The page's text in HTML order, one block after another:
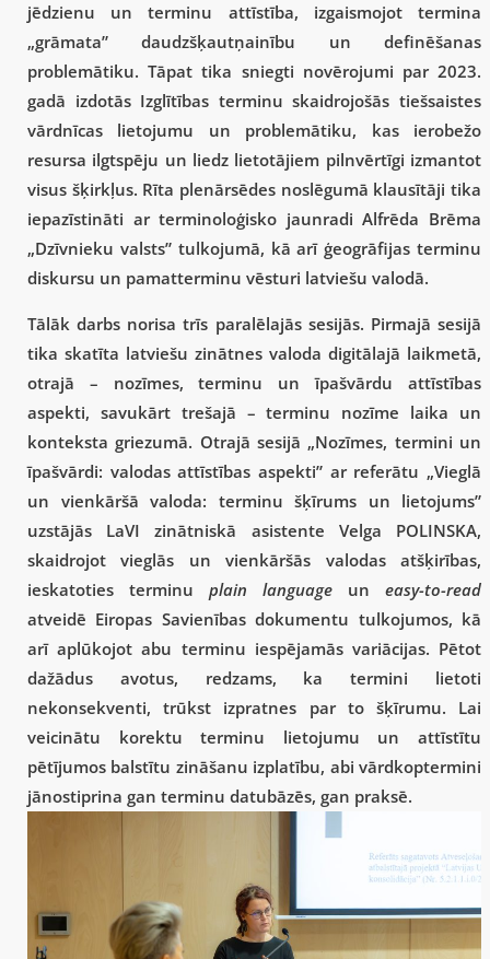
jēdzienu un terminu attīstība, izgaismojot termina
„grāmata” daudzšķautņainību un definēšanas
problemātiku. Tāpat tika sniegti novērojumi par 2023.
gadā izdotās Izglītības terminu skaidrojošās tiešsaistes
vārdnīcas lietojumu un problemātiku, kas ierobežo
resursa ilgtspēju un liedz lietotājiem pilnvērtīgi izmantot
visus šķirkļus. Rīta plenārsēdes noslēgumā klausītāji tika
iepazīstināti ar terminoloģisko jaunradi Alfrēda Brēma
„Dzīvnieku valsts” tulkojumā, kā arī ģeogrāfijas terminu
diskursu un pamatterminu vēsturi latviešu valodā.
Tālāk darbs norisa trīs paralēlajās sesijās. Pirmajā sesijā
tika skatīta latviešu zinātnes valoda digitālajā laikmetā,
otrajā – nozīmes, terminu un īpašvārdu attīstības
aspekti, savukārt trešajā – terminu nozīme laika un
konteksta griezumā. Otrajā sesijā „Nozīmes, termini un
īpašvārdi: valodas attīstības aspekti” ar referātu „Vieglā
un vienkāršā valoda: terminu šķīrums un lietojums”
uzstājās LaVI zinātniskā asistente Velga POLINSKA,
skaidrojot vieglās un vienkāršās valodas atšķirības,
ieskatoties terminu plain language un easy-to-read
atveidē Eiropas Savienības dokumentu tulkojumos, kā
arī aplūkojot abu terminu iespējamās variācijas. Pētot
dažādus avotus, redzams, ka termini lietoti
nekonsekventi, trūkst izpratnes par to šķīrumu. Lai
veicinātu korektu terminu lietojumu un attīstītu
pētījumos balstītu zināšanu izplatību, abi vārdkoptermini
jānostiprina gan terminu datubāzēs, gan praksē.